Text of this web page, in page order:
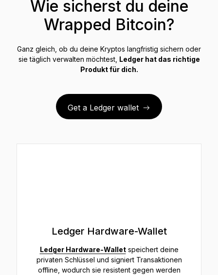
Wie sicherst du deine
Wrapped Bitcoin?
Ganz gleich, ob du deine Kryptos langfristig sichern oder
sie täglich verwalten möchtest, Ledger hat das richtige
Produkt für dich.
Get a Ledger wallet
Ledger Hardware-Wallet
Ledger Hardware-Walletspeichert deine
privaten Schlüssel und signiert Transaktionen
offline, wodurch sie resistent gegen werden